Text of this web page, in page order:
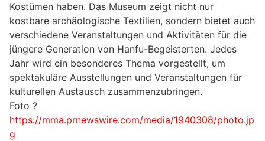
Kostümen haben. Das Museum zeigt nicht nur
kostbare archäologische Textilien, sondern bietet auch
verschiedene Veranstaltungen und Aktivitäten für die
jüngere Generation von Hanfu-Begeisterten. Jedes
Jahr wird ein besonderes Thema vorgestellt, um
spektakuläre Ausstellungen und Veranstaltungen für
kulturellen Austausch zusammenzubringen.
Foto ?
https://mma.prnewswire.com/media/1940308/photo.jp
g